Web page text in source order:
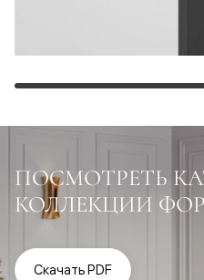
ПОСМОТРЕТЬ
КОЛЛЕКЦИИ
Скачать PDF